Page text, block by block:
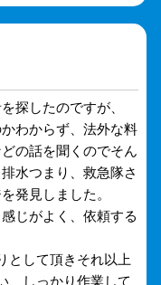
探したのですが、
わからず、法外な料
の話を聞くのでそん
水つまり、救急隊さ
発見しました。
じがよく、依頼する
として頂きそれ以上
、しっかり作業して